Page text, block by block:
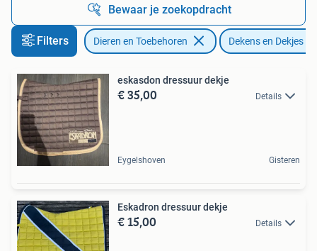
Bewaar je zoekopdracht
Filters Dieren en Toebehoren Dekens en Dekjes
eskasdon dressuur dekje
€ 35,00 Details
Eygelshoven Gisteren
Eskadron dressuur dekje
€ 15,00 Details